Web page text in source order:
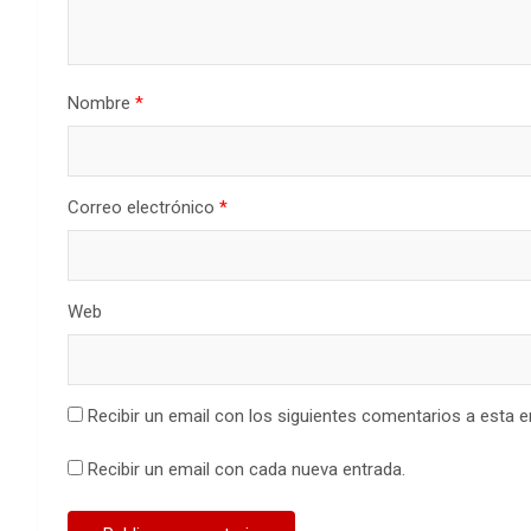
Nombre *
Correo electrónico *
Web
Recibir un email con los siguientes comentarios a esta
Recibir un email con cada nueva entrada.